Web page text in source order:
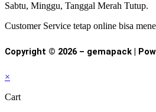
Sabtu, Minggu, Tanggal Merah Tutup.
Customer Service tetap online bisa
Copyright © 2026 – gemapack |
×
Cart